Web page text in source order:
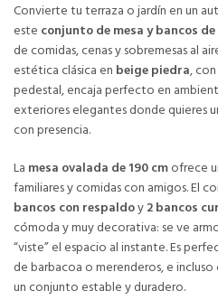
Convierte tu terraza o jardín en un
este conjunto de mesa y bancos
de comidas, cenas y sobremesas al
estética clásica en beige piedra,
pedestal, encaja perfecto en
exteriores elegantes donde quieres
con presencia.
La mesa ovalada de 190 cmofrece
familiares y comidas con amigos. El
bancos con respaldoy2 bancos
cómoda y muy decorativa: se ve
“viste” el espacio al instante. Es
de barbacoa o merenderos, e
un conjunto estable y duradero.